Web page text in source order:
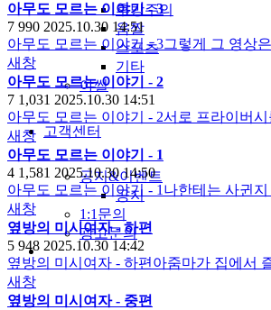
후방주의
움짤
스포츠
기타
야썰
고객센터
공지&이벤트
공지
1:1문의
광고문의
아무도 모르는 이야기 - 3
7 990 2025.10.30 14:51
아무도 모르는 이야기 - 3그렇게 그 영상
새창
아무도 모르는 이야기 - 2
7 1,031 2025.10.30 14:51
아무도 모르는 이야기 - 2서로 프라이버
새창
아무도 모르는 이야기 - 1
4 1,581 2025.10.30 14:50
아무도 모르는 이야기 - 1나한테는 사귄
새창
옆방의 미시여자 - 하편
5 948 2025.10.30 14:42
옆방의 미시여자 - 하편아줌마가 집에서
새창
옆방의 미시여자 - 중편